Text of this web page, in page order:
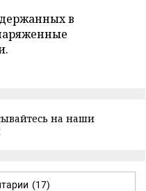
в
на наши
(17)